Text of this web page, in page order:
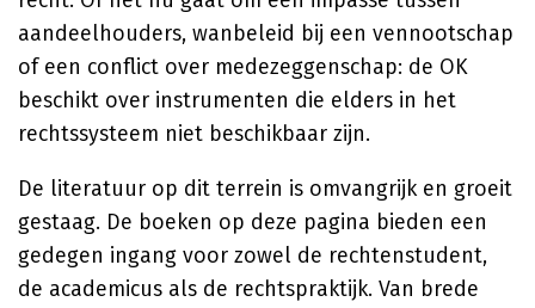
aandeelhouders, wanbeleid bij een vennootschap
of een conflict over medezeggenschap: de OK
beschikt over instrumenten die elders in het
rechtssysteem niet beschikbaar zijn.
De literatuur op dit terrein is omvangrijk en groeit
gestaag. De boeken op deze pagina bieden een
gedegen ingang voor zowel de rechtenstudent,
de academicus als de rechtspraktijk. Van brede